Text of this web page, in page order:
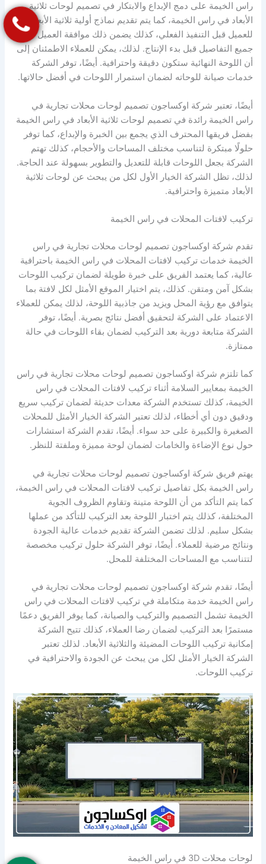
راس الخيمة على دمج الإبداع والابتكار في تصميم لوحات ثلاثية
الأبعاد في راس الخيمة، كما يتم تقديم نماذج أولية ثلاثية الأبعاد
للعميل قبل التنفيذ الفعلي، كذلك يضمن ذلك موافقة العميل على
جميع التفاصيل قبل بدء الإنتاج. لذلك، يمكن للعملاء الاطمئنان إلى
أن اللوحة النهائية ستكون دقيقة واحترافية. أيضًا، توفر الشركة
خدمات صيانة للوحاته لضمان استمرار اللوحات في أفضل حالاتها.
أيضًا، تعتبر شركة اوكساجون تصميم لوحات محلات تجارية في
راس الخيمة رائدة في تصميم لوحات ثلاثية الأبعاد في راس الخيمة
بفضل فريقها المحترف الذي يجمع بين الخبرة والإبداع، كما توفر
حلولًا مبتكرة لتناسب مختلف المساحات والأحجام، كذلك تهتم
الشركة بجعل اللوحات قابلة للتعديل والتطوير بسهولة عند الحاجة.
لذلك، تظل الشركة الخيار الأول لكل من يبحث عن لوحات ثلاثية
الأبعاد متميزة واحترافية.
تركيب لافتات المحلات في راس الخيمة
تقدم شركة اوكساجون تصميم لوحات محلات تجارية في راس
الخيمة خدمات تركيب لافتات المحلات في راس الخيمة باحترافية
عالية، كما يعتمد الفريق على خبرة طويلة لضمان تركيب اللوحات
بشكل آمن ومتقن. كذلك، يتم اختيار الموقع الأمثل لكل لافتة بما
يتوافق مع رؤية المحل ويزيد من جاذبية اللوحة، لذلك يمكن للعملاء
الاعتماد على الشركة لتحقيق أفضل نتائج بصرية. أيضًا، توفر
الشركة متابعة دورية بعد التركيب لضمان بقاء اللوحات في حالة
ممتازة.
كما تلتزم شركة اوكساجون تصميم لوحات محلات تجارية في راس
الخيمة بمعايير السلامة أثناء تركيب لافتات المحلات في راس
الخيمة، كذلك تستخدم الشركة معدات حديثة لضمان تركيب سريع
ودقيق دون أي أخطاء، لذلك تعتبر الشركة الخيار الأمثل للمحلات
الصغيرة والكبيرة على حد سواء. أيضًا، تقدم الشركة استشارات
حول نوع الإضاءة والخامات لضمان لوحة مميزة وملفتة للنظر.
يهتم فريق شركة اوكساجون تصميم لوحات محلات تجارية في
راس الخيمة بكل تفاصيل تركيب لافتات المحلات في راس الخيمة،
كما يتم التأكد من أن اللوحة متينة وتقاوم الظروف الجوية
المختلفة، كذلك يتم اختبار اللوحة بعد التركيب للتأكد من عملها
بشكل سليم. لذلك تضمن الشركة تقديم خدمات عالية الجودة
ونتائج مرضية للعملاء. أيضًا، توفر الشركة حلول تركيب مخصصة
لتتناسب مع المساحات المختلفة للمحل.
أيضًا، تقدم شركة اوكساجون تصميم لوحات محلات تجارية في
راس الخيمة خدمة متكاملة في تركيب لافتات المحلات في راس
الخيمة تشمل التصميم والتركيب والصيانة، كما يوفر الفريق دعمًا
مستمرًا بعد التركيب لضمان رضا العملاء، كذلك تتيح الشركة
إمكانية تركيب اللوحات المضيئة والثلاثية الأبعاد. لذلك تعتبر
الشركة الخيار الأمثل لكل من يبحث عن الجودة والاحترافية في
تركيب اللوحات.
لوحات محلات 3D في راس الخيمة